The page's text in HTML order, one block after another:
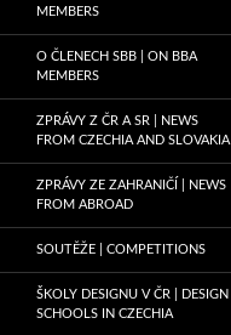
MEMBERS
O ČLENECH SBB | ON BBA
MEMBERS
ZPRÁVY Z ČR A SR | NEWS
FROM CZECHIA AND SLOVAKIA
ZPRÁVY ZE ZAHRANIČÍ | NEWS
FROM ABROAD
SOUTĚŽE | COMPETITIONS
ŠKOLY DESIGNU V ČR | DESIGN
SCHOOLS IN CZECHIA